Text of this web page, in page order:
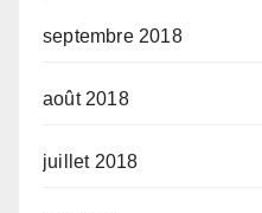
septembre 2018
août 2018
juillet 2018